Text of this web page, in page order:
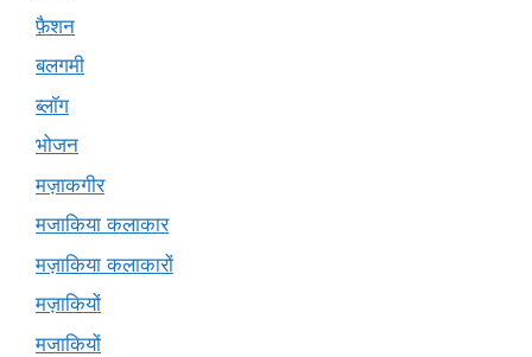
फ़ैशन
बलगमी
ब्लॉग
भोजन
मज़ाकगीर
मजाकिया कलाकार
मज़ाकिया कलाकारों
मज़ाकियों
मजाकियों